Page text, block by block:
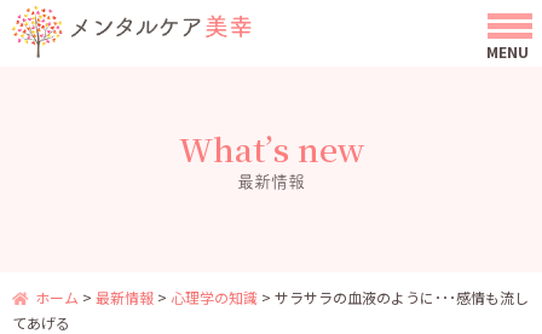
What’s new
最新情報
ホーム > 最新情報 > 心理学の知識 > サラサラの血液のように･･･感情も流し
てあげる